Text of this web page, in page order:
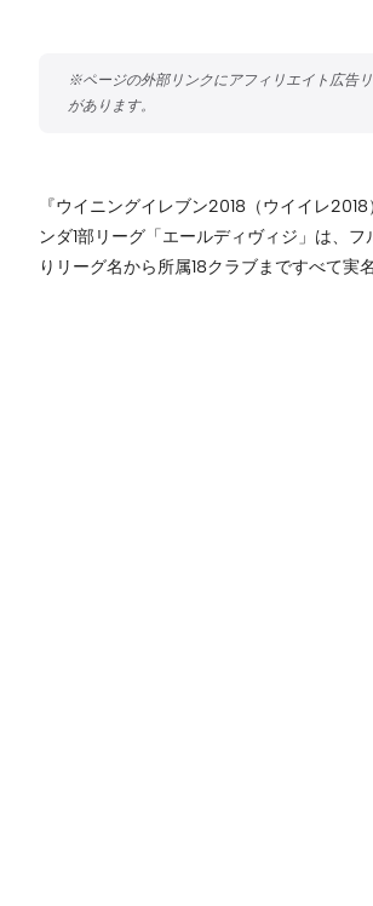
『ウイニングイレブン2018（ウイイレ
ンダ1部リーグ「エールディヴィジ」は、フ
りリーグ名から所属18クラブまですべて実